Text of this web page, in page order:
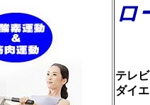
ロ
テレ
ダイ